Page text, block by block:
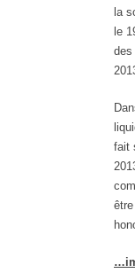
la
le
des
fait